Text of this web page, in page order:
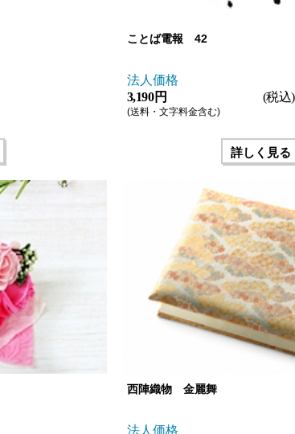
ことば電報 42
法人価格
3,190 円
(税込)
(送料・文字料金含む)
詳しく見る
西陣織物 金麗舞
法人価格